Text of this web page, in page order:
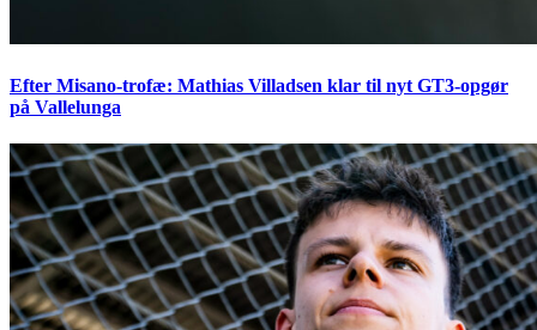
Efter Misano-trofæ: Mathias Villadsen klar til nyt GT3-opgør
på Vallelunga